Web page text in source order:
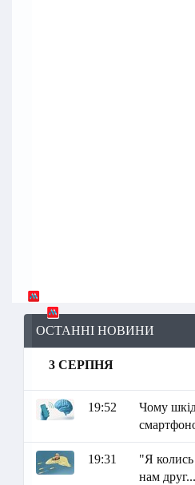
ОСТАННІ НОВИНИ
3 СЕРПНЯ
19:52
Чому
19:31
"Я колись
нам